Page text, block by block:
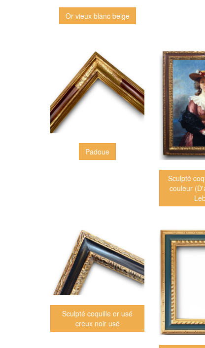
Or vieux blanc beige
Padoue
Sculpté
couleur
Sculpté coquille or usé
creux noir usé